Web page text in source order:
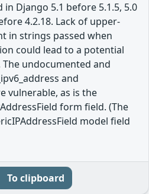
in Django 5.1 before 5.1.5, 5.0
4.2.18. Lack of upper-
in strings passed when
could lead to a potential
undocumented and
and
vulnerable, as is the
form field. (The
model field
To clipboard